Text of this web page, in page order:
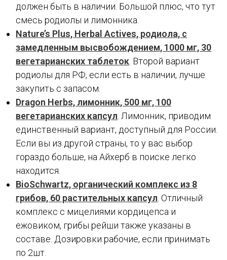
должен быть в наличии. Большой плюс, что тут
смесь родиолы и лимонника.
Nature’s Plus, Herbal Actives, родиола, с
замедленным высвобождением, 1000 мг, 30
вегетарианских таблеток . Второй вариант
родиолы для РФ, если есть в наличии, лучше
закупить с запасом.
Dragon Herbs, лимонник, 500 мг, 100
вегетарианских капсул . Лимонник, приводим
единственный вариант, доступный для России.
Если вы из другой страны, то у вас выбор
гораздо больше, на Айхерб в поиске легко
находится.
BioSchwartz, органический комплекс из 8
грибов, 60 растительных капсул . Отличный
комплекс с мицелиями кордицепса и
ежовиком, грибы рейши также указаны в
составе. Дозировки рабочие, если принимать
по 2шт.